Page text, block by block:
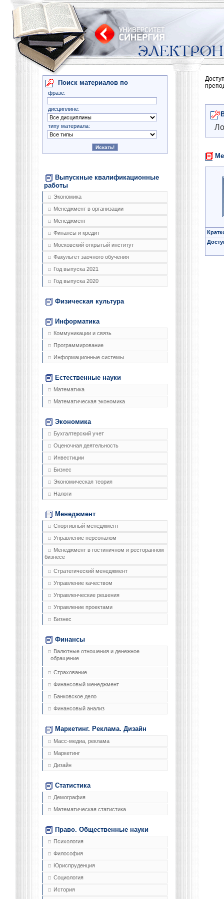
Поиск материалов по
фразе:
дисциплине:
типу материала:
Выпускные квалификационные
работы
Экономика
Менеджмент в организации
Менеджмент
Финансы и кредит
Московский открытый институт
Факультет заочного обучения
Год выпуска 2021
Год выпуска 2020
Физическая культура
Информатика
Коммуникации и связь
Программирование
Информационные системы
Естественные науки
Математика
Математическая экономика
Экономика
Бухгалтерский учет
Оценочная деятельность
Инвестиции
Бизнес
Экономическая теория
Налоги
Менеджмент
Спортивный менеджмент
Управление персоналом
Менеджмент в гостиничном и ресторанном
бизнесе
Стратегический менеджмент
Управление качеством
Управленческие решения
Управление проектами
Бизнес
Финансы
Валютные отношения и денежное
обращение
Страхование
Финансовый менеджмент
Банковское дело
Финансовый анализ
Маркетинг. Реклама. Дизайн
Масс-медиа, реклама
Маркетинг
Дизайн
Статистика
Демография
Математическая статистика
Право. Общественные науки
Психология
Философия
Юриспруденция
Социология
История